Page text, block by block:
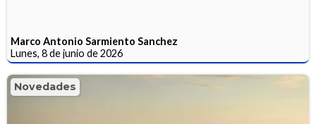
Marco Antonio Sarmiento Sanchez
Lunes, 8 de junio de 2026
Novedades